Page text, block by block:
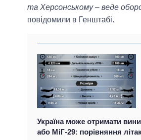
та Херсонському – веде
повідомили в Генштабі.
Україна може отримати
або МіГ-29: порівняння